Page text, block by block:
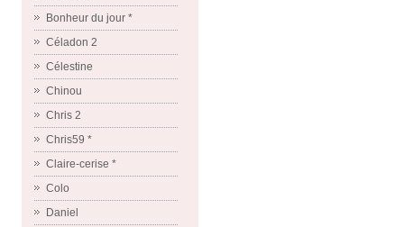
Bonheur du jour *
Céladon 2
Célestine
Chinou
Chris 2
Chris59 *
Claire-cerise *
Colo
Daniel